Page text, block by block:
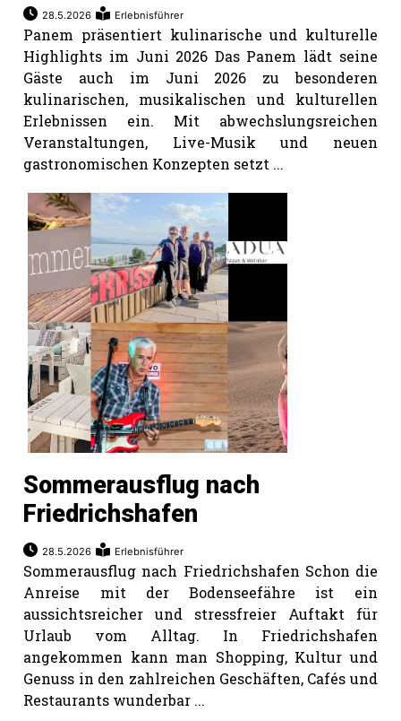
28.5.2026 Erlebnisführer
Panem präsentiert kulinarische und kulturelle
Highlights im Juni 2026 Das Panem lädt seine
Gäste auch im Juni 2026 zu besonderen
kulinarischen, musikalischen und kulturellen
Erlebnissen ein. Mit abwechslungsreichen
Veranstaltungen, Live-Musik und neuen
gastronomischen Konzepten setzt ...
Sommerausflug nach
Friedrichshafen
28.5.2026 Erlebnisführer
Sommerausflug nach Friedrichshafen Schon die
Anreise mit der Bodenseefähre ist ein
aussichtsreicher und stressfreier Auftakt für
Urlaub vom Alltag. In Friedrichshafen
angekommen kann man Shopping, Kultur und
Genuss in den zahlreichen Geschäften, Cafés und
Restaurants wunderbar ...